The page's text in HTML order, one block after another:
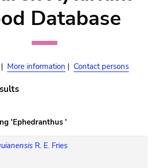
Database
| More information | Contact persons
'Ephedranthus '
R. E. Fries